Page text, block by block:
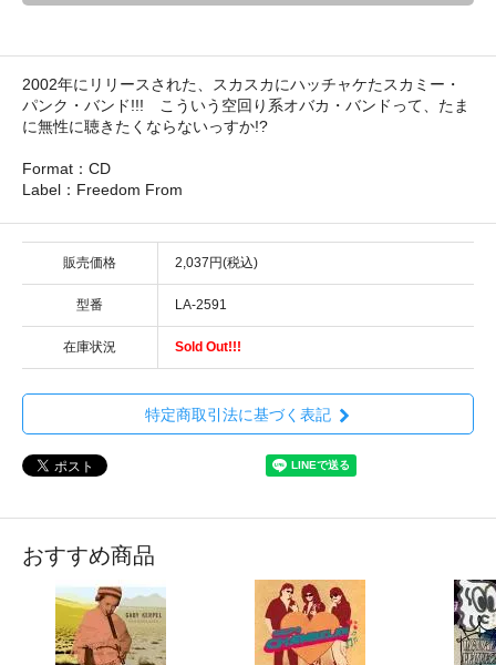
2002年にリリースされた、スカスカにハッチャケたスカミー・
パンク・バンド!!! こういう空回り系オバカ・バンドって、たま
に無性に聴きたくならないっすか!?
Format：CD
Label：Freedom From
販売価格 2,037円(税込)
型番 LA-2591
在庫状況 Sold Out!!!
特定商取引法に基づく表記
おすすめ商品